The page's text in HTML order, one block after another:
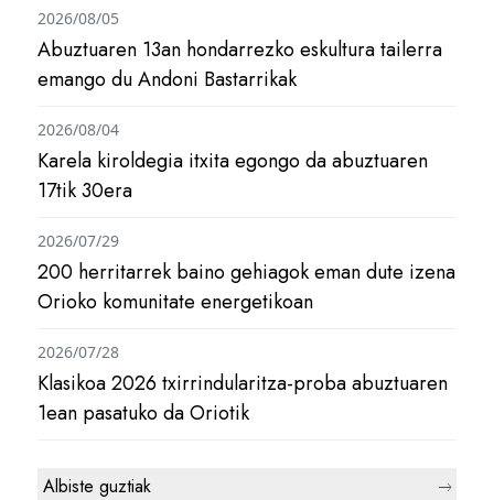
Abuztuaren 13an hondarrezko eskultura tailerra
emango du Andoni Bastarrikak
2026/08/05
Karela kiroldegia itxita egongo da abuztuaren
17tik 30era
2026/08/04
200 herritarrek baino gehiagok eman dute izena
Orioko komunitate energetikoan
2026/07/29
Klasikoa 2026 txirrindularitza-proba abuztuaren
1ean pasatuko da Oriotik
2026/07/28
Albiste guztiak